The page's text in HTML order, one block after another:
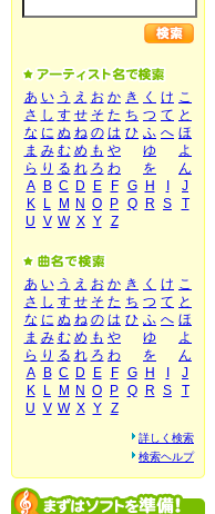
あ い う え お か き く け こ
さ し す せ そ た ち つ て と
な に ぬ ね の は ひ ふ へ ほ
ま み む め も や ゆ
よ
ら り る れ ろ わ を
ん
A
B C D E F G H
J
K
L M N O P Q R S
T
U V W X Y Z
あ い う え お か き く け こ
さ し す せ そ た ち つ て と
な に ぬ ね の は ひ ふ へ ほ
ま み む め も や ゆ
よ
ら り る れ ろ わ を
ん
A
B C D E F G H
J
K
L M N O P Q R S
T
U V W X Y Z
詳しく検索
検索ヘルプ